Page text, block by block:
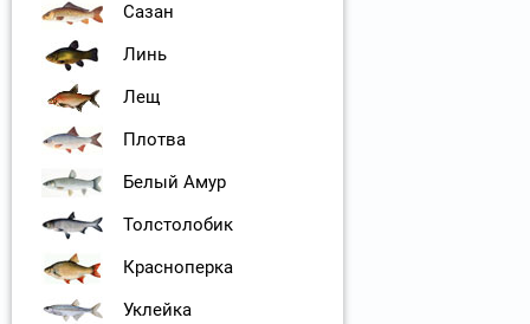
Сазан
Линь
Лещ
Плотва
Белый Амур
Толстолобик
Красноперка
Уклейка